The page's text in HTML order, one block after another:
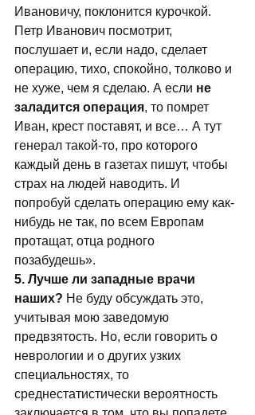
Ивановичу, поклонится курочкой.
Петр Иванович посмотрит,
послушает и, если надо, сделает
операцию, тихо, спокойно, толково и
не хуже, чем я сделаю. А если не
заладится операция, то помрет
Иван, крест поставят, и все… А тут
генерал такой-то, про которого
каждый день в газетах пишут, чтобы
страх на людей наводить. И
попробуй сделать операцию ему как-
нибудь не так, по всем Европам
протащат, отца родного
позабудешь».
5. Лучше ли западные врачи
наших? Не буду обсуждать это,
учитывая мою заведомую
предвзятость. Но, если говорить о
неврологии и о других узких
специальностях, то
среднестатистически вероятность